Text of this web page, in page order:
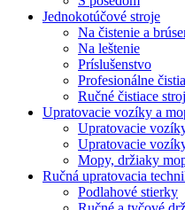
Jednokotúčové stroje
Na čistenie a
Na leštenie
Príslušenstvo
Profesionálne
Ručné čistiace
Upratovacie vozíky a
Upratovacie
Upratovacie
Mopy, držiaky
Ručná upratovacia
Podlahové stierky